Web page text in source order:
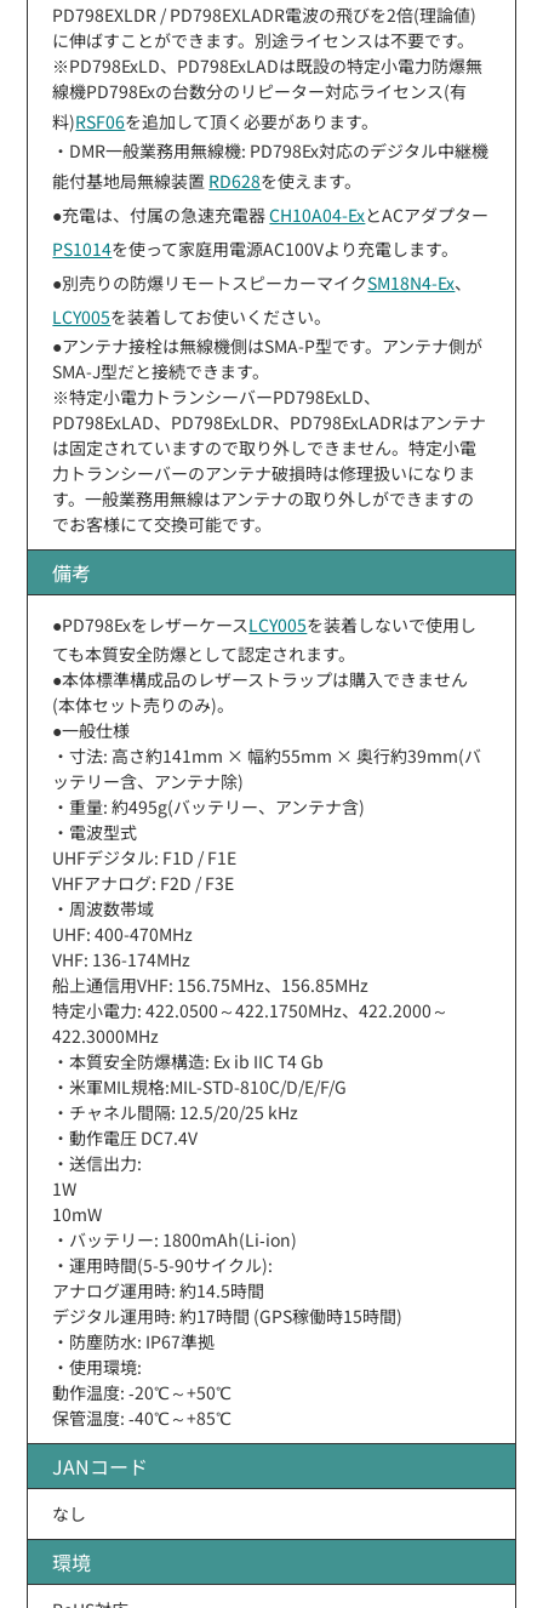
PD798EXLDR / PD798EXLADR電波の飛びを2倍(理論値)
に伸ばすことができます。別途ライセンスは不要です。
※PD798ExLD、PD798ExLADは既設の特定小電力防爆無
線機PD798Exの台数分のリピーター対応ライセンス(有
料)RSF06を追加して頂く必要があります。
・DMR一般業務用無線機: PD798Ex対応のデジタル中継機
能付基地局無線装置 RD628を使えます。
●充電は、付属の急速充電器CH10A04-ExとACアダプター
PS1014を使って家庭用電源AC100Vより充電します。
●別売りの防爆リモートスピーカーマイクSM18N4-Ex、
LCY005を装着してお使いください。
●アンテナ接栓は無線機側はSMA-P型です。アンテナ側が
SMA-J型だと接続できます。
※特定小電力トランシーバーPD798ExLD、
PD798ExLAD、PD798ExLDR、PD798ExLADRはアンテナ
は固定されていますので取り外しできません。特定小電
力トランシーバーのアンテナ破損時は修理扱いになりま
す。一般業務用無線はアンテナの取り外しができますの
でお客様にて交換可能です。
備考
●PD798ExをレザーケースLCY005を装着しないで使用し
ても本質安全防爆として認定されます。
●本体標準構成品のレザーストラップは購入できません
(本体セット売りのみ)。
●一般仕様
・寸法: 高さ約141mm × 幅約55mm × 奥行約39mm(バ
ッテリー含、アンテナ除)
・重量: 約495g(バッテリー、アンテナ含)
・電波型式
UHFデジタル: F1D / F1E
VHFアナログ: F2D / F3E
・周波数帯域
UHF: 400-470MHz
VHF: 136-174MHz
船上通信用VHF: 156.75MHz、156.85MHz
特定小電力: 422.0500～422.1750MHz、422.2000～
422.3000MHz
・本質安全防爆構造: Ex ib IIC T4 Gb
・米軍MIL規格:MIL-STD-810C/D/E/F/G
・チャネル間隔: 12.5/20/25 kHz
・動作電圧 DC7.4V
・送信出力:
1W
10mW
・バッテリー: 1800mAh(Li‐ion)
・運用時間(5-5-90サイクル):
アナログ運用時: 約14.5時間
デジタル運用時: 約17時間 (GPS稼働時15時間)
・防塵防水: IP67準拠
・使用環境:
動作温度: ‐20℃～+50℃
保管温度: ‐40℃～+85℃
JANコード
なし
環境